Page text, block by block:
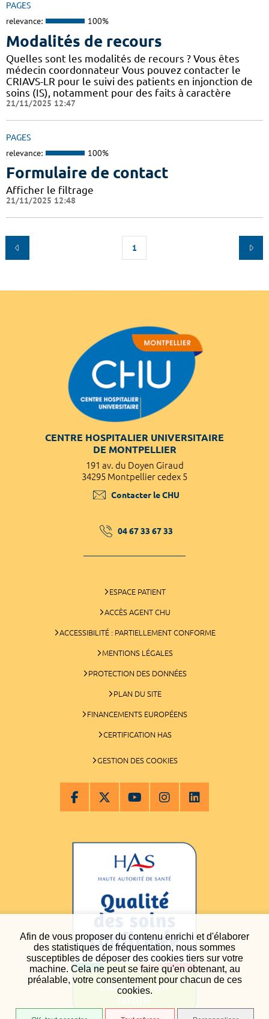
Afin de vous proposer du contenu enrichi et d'élaborer
des statistiques de fréquentation, nous sommes
susceptibles de déposer des cookies tiers sur votre
machine. Cela ne peut se faire qu'en obtenant, au
préalable, votre consentement pour chacun de ces
cookies.
PAGES
relevance: 100%
Modalités de recours
Quelles sont les modalités de recours ? Vous êtes
médecin coordonnateur Vous pouvez contacter le
CRIAVS-LR pour le suivi des patients en injonction de
soins (IS), notamment pour des faits à caractère
21/11/2025 12:47
PAGES
relevance: 100%
Formulaire de contact
Afficher le filtrage
21/11/2025 12:48
1
CENTRE HOSPITALIER UNIVERSITAIRE
DE MONTPELLIER
191 av. du Doyen Giraud
34295 Montpellier cedex 5
Contacter le CHU
04 67 33 67 33
ESPACE PATIENT
ACCÈS AGENT CHU
ACCESSIBILITÉ : PARTIELLEMENT CONFORME
MENTIONS LÉGALES
PROTECTION DES DONNÉES
PLAN DU SITE
FINANCEMENTS EUROPÉENS
CERTIFICATION HAS
GESTION DES COOKIES